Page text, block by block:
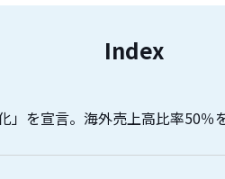
Index
」を宣言。海外売上高比率50